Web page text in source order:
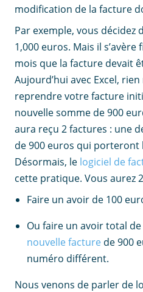
modification de la facture
Par exemple, vous
1,000 euros. Mais il
mois que la facture devait
Aujourd’hui avec Excel,
reprendre votre facture
nouvelle somme de 900
aura reçu 2 factures : une
de 900 euros qui porteront
Désormais, le logiciel de
cette pratique. Vous aurez
Faire un avoir de 100
Ou faire un avoir total
nouvelle facture de 900
numéro différent.
Nous venons de parler de